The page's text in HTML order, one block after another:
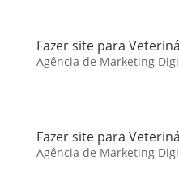
Fazer site para
Agência de Marketing
Fazer site para
Agência de Marketing